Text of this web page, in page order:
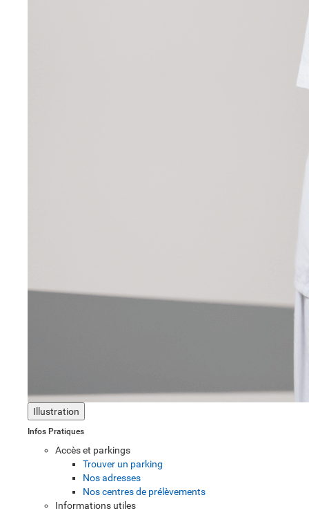
Illustration
Infos Pratiques
Accès et parkings
Trouver un parking
Nos adresses
Nos centres de prélèvements
Informations utiles